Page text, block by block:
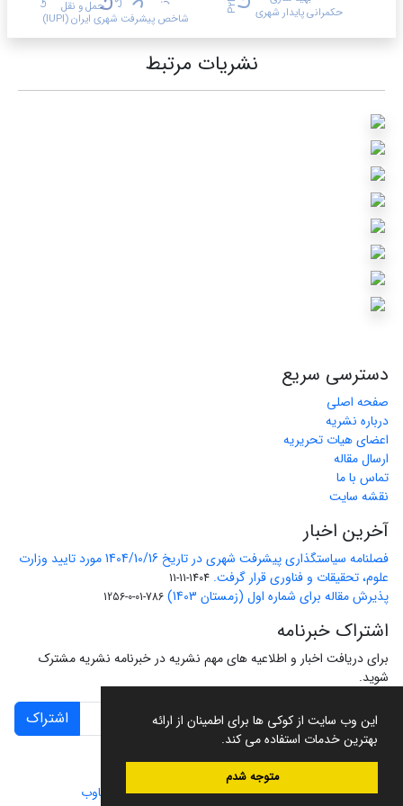
این وب سایت از کوکی ها برای اطمینان از ارائه
بهترین خدمات استفاده می کند.
متوجه شدم
شاخص پیشرفت شهری ایران (IUPI) حکمرانی پایدار شهری حمل و نقل P2E
نشریات مرتبط
دسترسی سریع
صفحه اصلی
درباره نشریه
اعضای هیات تحریریه
ارسال مقاله
تماس با ما
نقشه سایت
آخرین اخبار
فصلنامه سیاستگذاری پیشرفت شهری در تاریخ 1404/10/16 مورد تایید وزارت
علوم، تحقیقات و فناوری قرار گرفت. 1404-11-11
پذیرش مقاله برای شماره اول (زمستان 1403) 786-01-0-1256
اشتراک خبرنامه
برای دریافت اخبار و اطلاعیه های مهم نشریه در خبرنامه نشریه مشترک
شوید.
اشتراک
سامانه مدیریت نشریات علمی.طراحی و پیاده سازی از سیناوب